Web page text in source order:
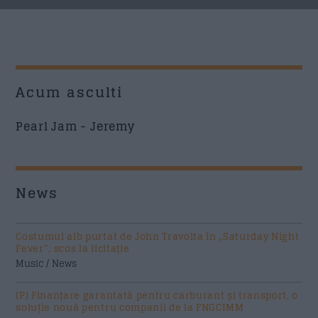
Acum asculti
Pearl Jam - Jeremy
News
Costumul alb purtat de John Travolta în „Saturday Night
Fever”, scos la licitație
Music / News
(P) Finanțare garantată pentru carburant și transport, o
soluție nouă pentru companii de la FNGCIMM